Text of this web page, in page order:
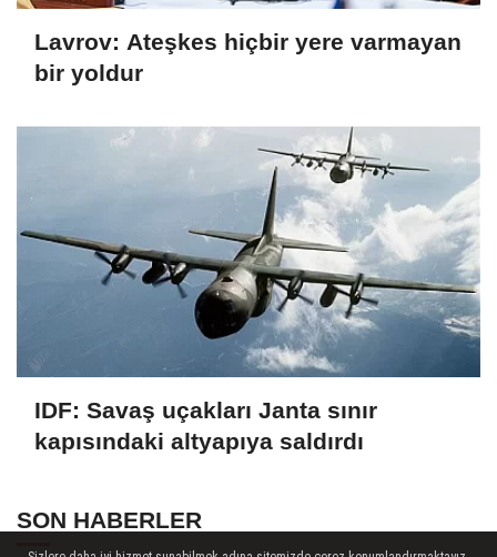
Lavrov: Ateşkes hiçbir yere varmayan
bir yoldur
IDF: Savaş uçakları Janta sınır
kapısındaki altyapıya saldırdı
SON HABERLER